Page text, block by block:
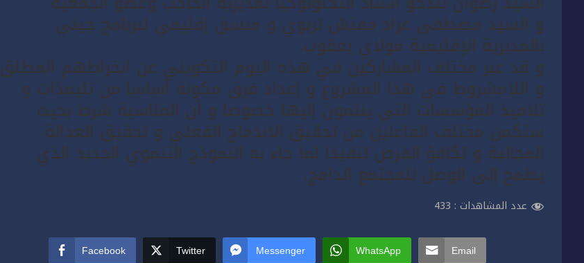
و السيد مصطفى غراد مفتش تربوي و منسق إقليمي لبرنامج جيني
بالمديرية الإقليمية مولاي يعقوب.
و قد عبر مختلف المشاركين في هذه اليوم التكويني عن انخراطهم المطلق
و اللامشروط في هذا المشروع و إعداد فرق مكونة أساسا من تليمذات و
تلاميذ المؤسسات التي ينتمون إليها خصوصا و أن المناسبة شرط بحيث
ستكمن مختلف الفاعلين من تحقيق الاندماج الفعلي و تحقيق العدالة
المجالية و تكافؤ الفرص تنفيذا لما جاء به النموذج التنموي الجديد الذي
يطمح إلى الوصل للمجتمع الدامج.
عدد المشاهدات : 433
Facebook Twitter Messenger WhatsApp Email